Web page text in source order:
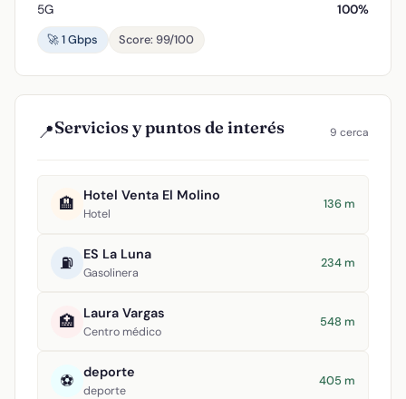
5G
100%
🚀 1 Gbps
Score: 99/100
📍Servicios y puntos de interés 9 cerca
🏨 Hotel Venta El Molino
Hotel
136 m
⛽ ES La Luna
Gasolinera
234 m
🏥 Laura Vargas
Centro médico
548 m
⚽ deporte
deporte
405 m